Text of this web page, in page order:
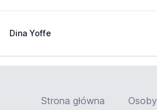
Dina Yoffe
Strona główna Osoby